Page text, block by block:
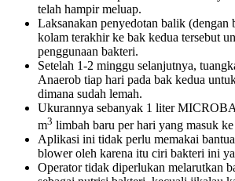
telah hampir meluap.
Laksanakan penyedotan balik (dengan
kolam terakhir ke bak kedua tersebut
penggunaan bakteri.
Setelah 1-2 minggu selanjutnya,
Anaerob tiap hari pada bak kedua
dimana sudah lemah.
Ukurannya sebanyak 1 liter
m3 limbah baru per hari yang masuk
Aplikasi ini tidak perlu memakai
blower oleh karena itu ciri bakteri ini
Operator tidak diperlukan melarutkan